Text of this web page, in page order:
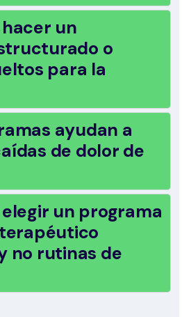
hacer un
o
para la
ayudan a
de dolor de
elegir un programa
no rutinas de